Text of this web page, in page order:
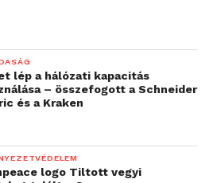
egy 5000 mAh-es
az Alcor szerint aktív
4 órányi működést biztosít.
lép a hálózati kapacitás
– összefogott a Schneider
és a Kraken
logo Tiltott vegyi